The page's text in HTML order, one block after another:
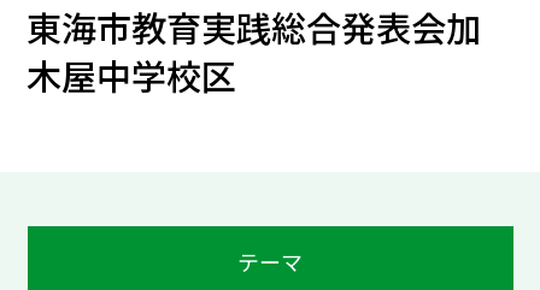
東海市教育実践総合発表会加
木屋中学校区
テーマ